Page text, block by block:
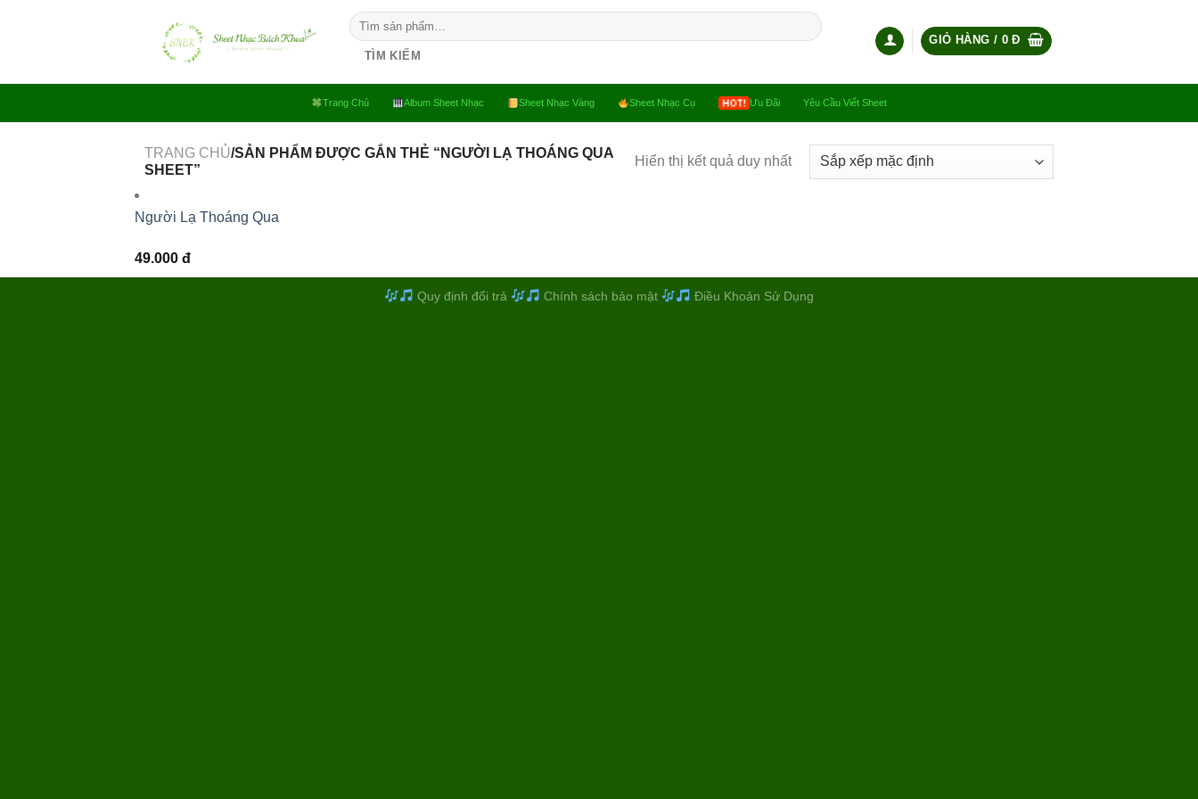
Tìm
kiếm:
TÌM KIẾM
GIỎ HÀNG / 0Đ
Trang Chủ Album Sheet Nhạc Sheet Nhạc Vàng Sheet Nhạc Cụ Ưu Đãi Yêu Cầu Viết Sheet
TRANG CHỦ/SẢN PHẨM ĐƯỢC GẮN THẺ “NGƯỜI LẠ THOÁNG QUA
SHEET”
Hiển thị kết quả duy nhất
Người Lạ Thoáng Qua
49.000 đ
Quy định đổi trả Chính sách bảo mật Điều Khoản Sử Dụng